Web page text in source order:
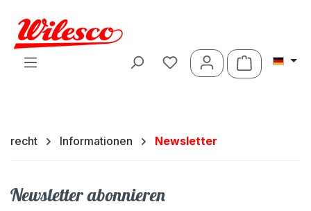
Zum Hauptinhalt springen
recht Informationen Newsletter
Newsletter abonnieren